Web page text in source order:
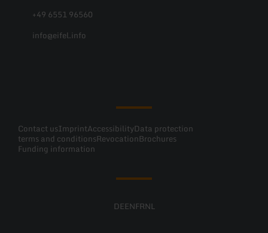
+49 6551 96560
info@eifel.info
Contact usImprintAccessibilityData protection
terms and conditionsRevocationBrochures
Funding information
DEENFRNL